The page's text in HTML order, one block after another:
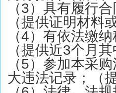
（3）具有履行
（提供证明材料
（4）有依法缴
（提供近3个月
（5）参加本采
大违法记录；（